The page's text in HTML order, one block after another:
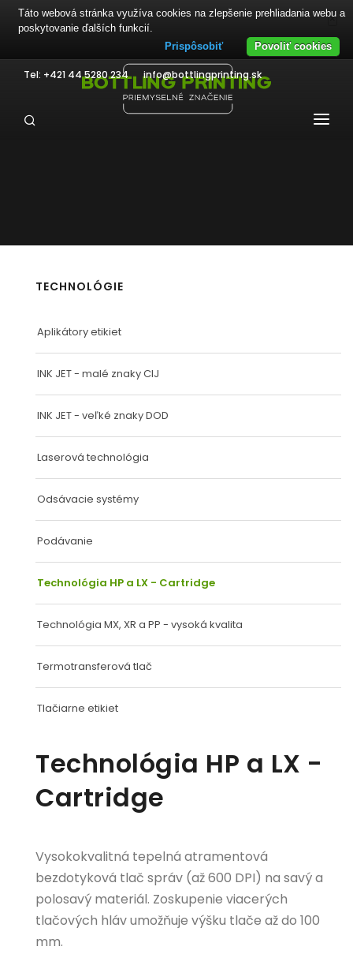
Tel: +421 44 5280 234 info@bottlingprinting.sk
NA STIAHNUTIE
O NÁS
TECHNOLÓGIE
Aplikátory etikiet
INK JET - malé znaky CIJ
INK JET - veľké znaky DOD
Laserová technológia
Odsávacie systémy
Podávanie
Technológia HP a LX - Cartridge
Technológia MX, XR a PP - vysoká kvalita
Termotransferová tlač
Tlačiarne etikiet
Technológia HP a LX -
Cartridge
Vysokokvalitná tepelná atramentová
bezdotyková tlač správ (až 600 DPI) na savý a
polosavý materiál. Zoskupenie viacerých
tlačových hláv umožňuje výšku tlače až do 100
mm.
×
Táto webová stránka využíva cookies na zlepšenie prehliadania webu a
poskytovanie ďalších funkcií.
Povoliť cookies
Prispôsobiť